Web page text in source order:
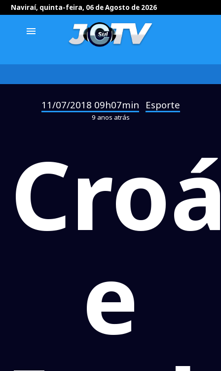
Naviraí, quinta-feira, 06 de Agosto de 2026
menu
11/07/2018 09h07min Esporte
9 anos atrás
e